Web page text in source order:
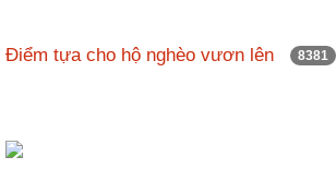
Điểm tựa cho hộ nghèo vươn lên 8381